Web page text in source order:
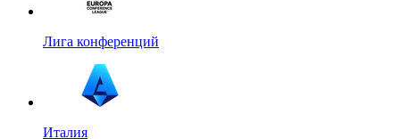
Лига конференций
Италия